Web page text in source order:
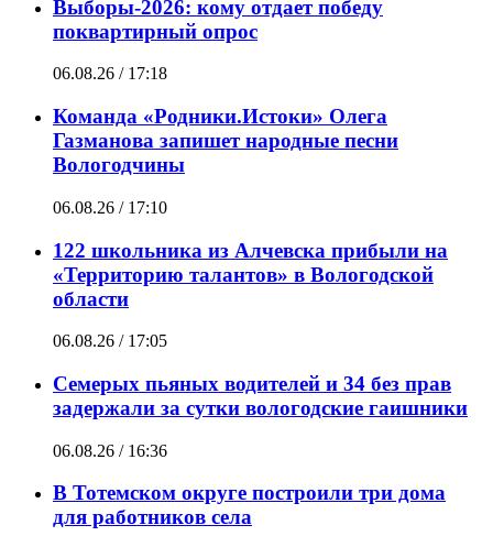
Выборы-2026: кому отдает победу
поквартирный опрос
06.08.26 / 17:18
Команда «Родники.Истоки» Олега
Газманова запишет народные песни
Вологодчины
06.08.26 / 17:10
122 школьника из Алчевска прибыли на
«Территорию талантов» в Вологодской
области
06.08.26 / 17:05
Семерых пьяных водителей и 34 без прав
задержали за сутки вологодские гаишники
06.08.26 / 16:36
В Тотемском округе построили три дома
для работников села